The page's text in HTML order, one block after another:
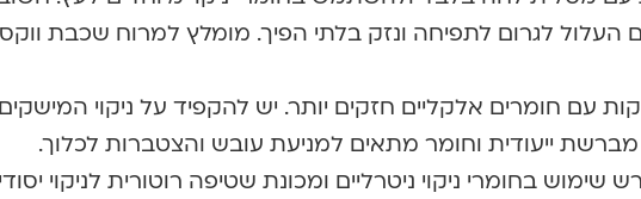
העלול לגרום לתפיחה ונזק בלתי הפיך. מומלץ למרוח שכבת
עם חומרים אלקליים חזקים יותר. יש להקפיד על ניקוי המישקים
ייעודית וחומר מתאים למניעת עובש והצטברות לכלוך.
שימוש בחומרי ניקוי ניטרליים ומכונת שטיפה רוטורית לניקוי